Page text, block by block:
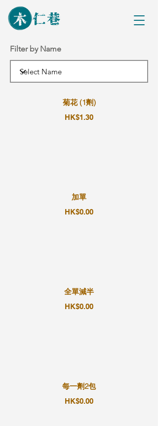
Filter by Name
菊花 (1劑)
HK$1.30
加單
HK$0.00
全單減半
HK$0.00
每一劑2包
HK$0.00